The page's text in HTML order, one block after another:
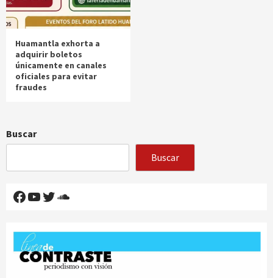
Huamantla exhorta a
adquirir boletos
únicamente en canales
oficiales para evitar
fraudes
Buscar
Buscar
Facebook
YouTube
Twitter
SoundCloud